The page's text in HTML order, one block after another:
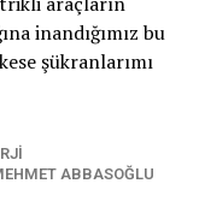
inandığımız bu
şükranlarımı
ABBASOĞLU